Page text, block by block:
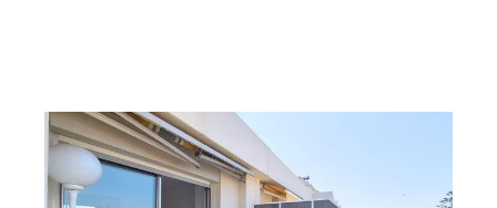
NICE 06
31 m2, 1 pièce
Ref : 621